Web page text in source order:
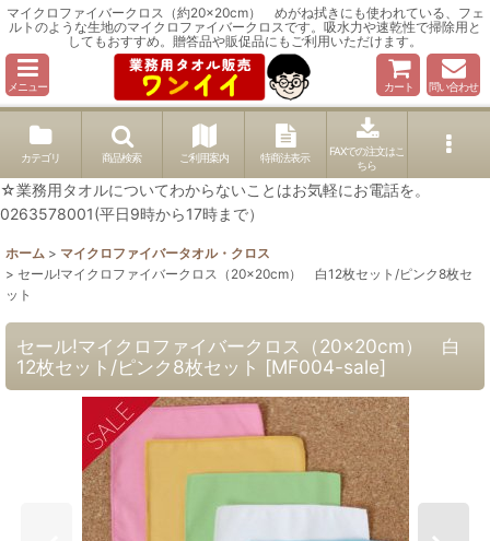
マイクロファイバークロス（約20×20cm） めがね拭きにも使われている、フェ
ルトのような生地のマイクロファイバークロスです。吸水力や速乾性で掃除用と
してもおすすめ。贈答品や販促品にもご利用いただけます。
メニュー カート 問い合わせ
カテゴリ 商品検索 ご利用案内 特商法表示
FAXでの注文はこ
ちら
☆業務用タオルについてわからないことはお気軽にお電話を。
0263578001(平日9時から17時まで）
ホーム > マイクロファイバータオル・クロス
> セール!マイクロファイバークロス（20×20cm） 白12枚セット/ピンク8枚セ
ット
セール!マイクロファイバークロス（20×20cm） 白
12枚セット/ピンク8枚セット [MF004-sale]